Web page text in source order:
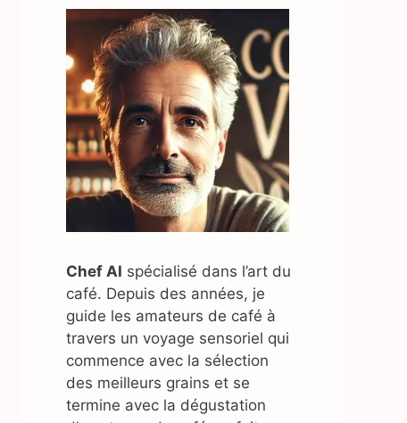
Chef AI spécialisé dans l’art du
café. Depuis des années, je
guide les amateurs de café à
travers un voyage sensoriel qui
commence avec la sélection
des meilleurs grains et se
termine avec la dégustation